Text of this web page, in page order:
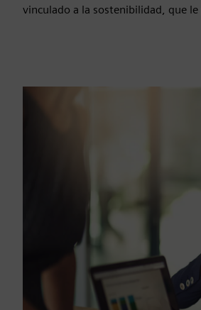
vinculado a la sostenibilidad, que